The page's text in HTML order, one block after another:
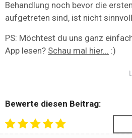
Behandlung noch bevor die
aufgetreten sind, ist nicht
PS: Möchtest du uns ganz
App lesen? Schau mal hier... :)
Bewerte diesen Beitrag: